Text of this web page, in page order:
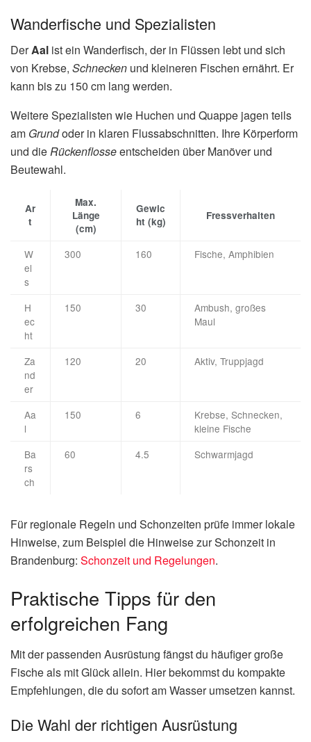
Wanderfische und Spezialisten
DerAal ist ein Wanderfisch, der in Flüssen lebt und sich
von Krebse, Schnecken und kleineren Fischen ernährt. Er
kann bis zu 150 cm lang werden.
Weitere Spezialisten wie Huchen und Quappe jagen teils
am Grundoder in klaren Flussabschnitten. Ihre Körperform
und dieRückenflosseentscheiden über Manöver und
Beutewahl.
Ar
t
Max.
Länge
(cm)
Gewic
ht (kg)
Fressverhalten
W
el
s
300 160 Fische, Amphibien
H
ec
ht
150 30
Ambush, großes
Maul
Za
nd
er
120 20 Aktiv, Truppjagd
Aa
l
150 6
Krebse, Schnecken,
kleine Fische
Ba
rs
ch
60 4.5 Schwarmjagd
Für regionale Regeln und Schonzeiten prüfe immer lokale
Hinweise, zum Beispiel die Hinweise zur Schonzeit in
Brandenburg: Schonzeit und Regelungen.
Praktische Tipps für den
erfolgreichen Fang
Mit der passenden Ausrüstung fängst du häufiger große
Fische als mit Glück allein. Hier bekommst du kompakte
Empfehlungen, die du sofort am Wasser umsetzen kannst.
Die Wahl der richtigen Ausrüstung